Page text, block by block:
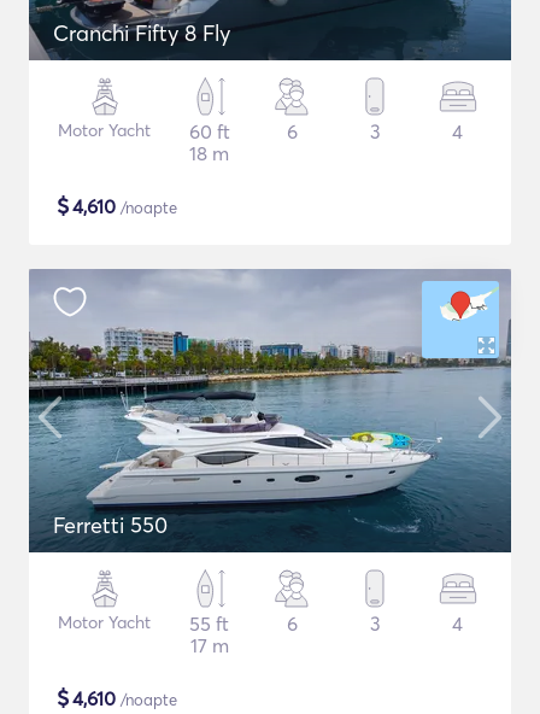
Cranchi Fifty 8 Fly
Motor Yacht
60 ft
18 m
6 3 4
$4,610 /noapte
Ferretti 550
Motor Yacht
55 ft
17 m
6 3 4
$4,610 /noapte